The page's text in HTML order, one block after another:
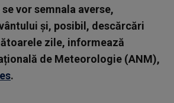
vor semnala averse,
și, posibil, descărcări
zile, informează
de Meteorologie (ANM),
.